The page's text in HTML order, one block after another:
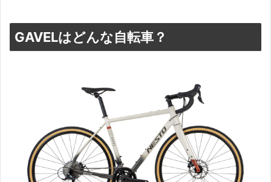
GAVELはどんな自転車？